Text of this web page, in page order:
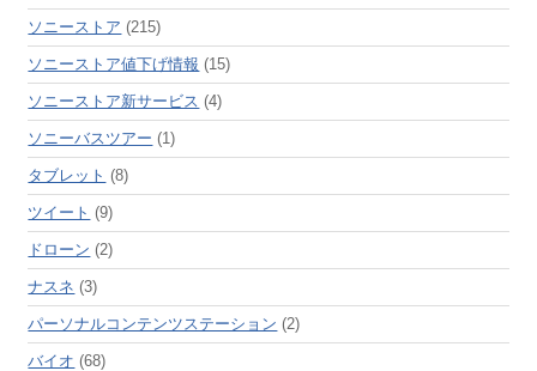
ソニーストア (215)
ソニーストア値下げ情報 (15)
ソニーストア新サービス (4)
ソニーバスツアー (1)
タブレット (8)
ツイート (9)
ドローン (2)
ナスネ (3)
パーソナルコンテンツステーション (2)
バイオ (68)